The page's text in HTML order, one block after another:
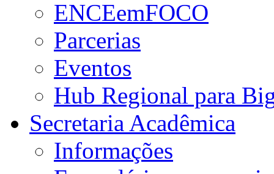
ENCEemFOCO
Parcerias
Eventos
Hub Regional para
Secretaria Acadêmica
Informações